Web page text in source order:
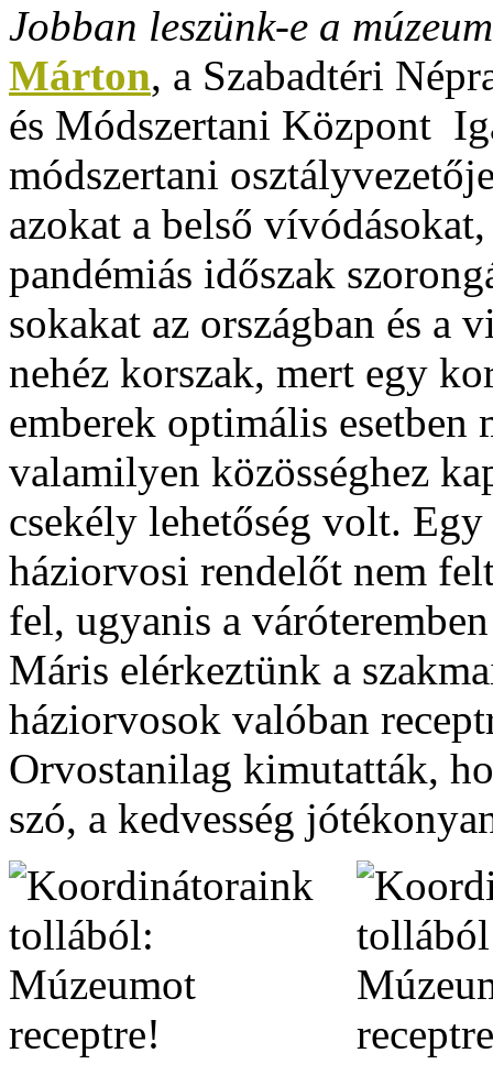
Jobban leszünk-e a
Márton, a Szabadtéri
és Módszertani Központ
módszertani
azokat a belső
pandémiás időszak
sokakat az országban és a
nehéz korszak, mert egy
emberek optimális
valamilyen közösséghez
csekély lehetőség volt.
háziorvosi rendelőt nem
fel, ugyanis a
Máris elérkeztünk a
háziorvosok valóban
Orvostanilag kimutatták,
szó, a kedvesség